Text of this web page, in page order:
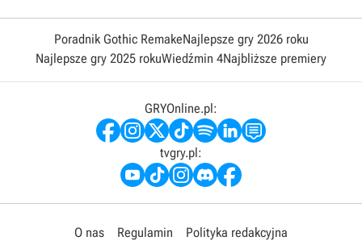
Poradnik Gothic RemakeNajlepsze gry 2026 roku
Najlepsze gry 2025 rokuWiedźmin 4Najbliższe premiery
GRYOnline.pl:
tvgry.pl:
O nas Regulamin
Polityka redakcyjna